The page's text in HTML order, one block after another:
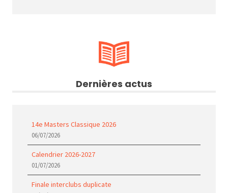
Dernières actus
14e Masters Classique 2026
06/07/2026
Calendrier 2026-2027
01/07/2026
Finale interclubs duplicate